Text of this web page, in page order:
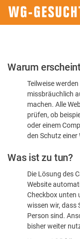
Bitte
dass
sind
Warum
Teilweise
missbräuchlich
machen. Alle
prüfen, ob
oder einem
den Schutz einer
Was ist zu tun?
Die Lösung des
Website
Checkbox unten
wissen wir, dass
Person sind.
bisher weiter